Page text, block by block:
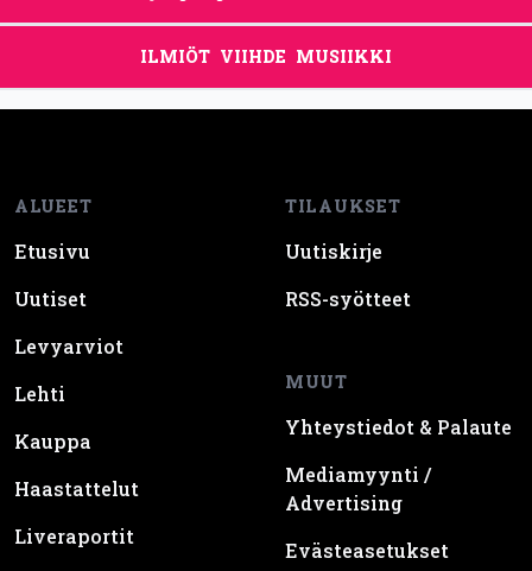
Uutiset
Levyarviot
Lehti
Kauppa
Haastattelut
Liveraportit
Mielipiteet
RSS-syötteet
Mediamyynti /
Advertising
Evästeasetukset
Tietosuoja